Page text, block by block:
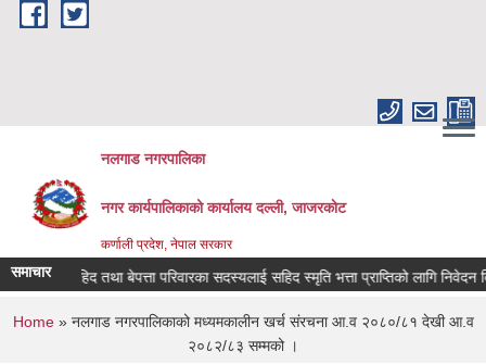
Skip to main content
नलगाड नगरपालिका
नगर कार्यपालिकाको कार्यालय दल्ली, जाजरकाेट
कर्णाली प्रदेश, नेपाल सरकार
समाचारसहिद तथा बेपत्ता परिवारका सदस्यलाई सहिद स्मृति भत्ता प्राप्तिको लागि निवेदन दिने
You are here
Home» नलगाड नगरपालिकाको मध्यमकालीन खर्च संरचना आ.व २०८०/८१ देखी आ.व
२०८२/८३ सम्मको ।